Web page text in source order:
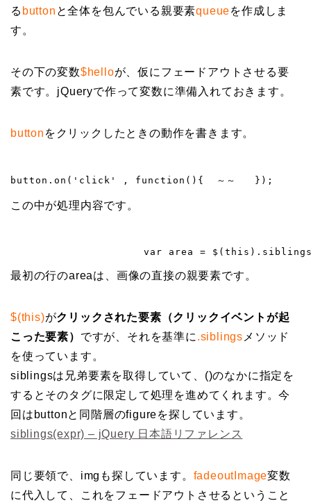
る button と全体を包んでいる親要素queueを作成しま
す。
その下の変数$helloが、仮にフェードアウトさせる要
素です。jQueryで作って変数に準備入れておきます。
button をクリックしたときの動作を書きます。
button.on('click' , function(){  ～～   });
この中が処理内容です。
最初の行のareaは、画像の直接の親要素です。
$(this)がクリックされた要素（クリックイベントが起
こった要素） ですが、それを基準に .siblings メソッド
を使っています。
siblingsは兄弟要素を取得していて、()のなかに指定を
するとそのタグに限定して処理を進めてくれます。今
回はbuttonと同階層のfigureを探しています。
siblings(expr) – jQuery 日本語リファレンス
同じ要領で、imgも探しています。 fadeoutImage変数
に代入して、これをフェードアウトさせるということ